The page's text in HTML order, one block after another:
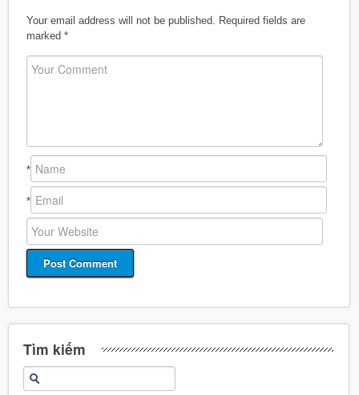
Your email address will not be published.
Required fields are
marked *
*
*
Tìm kiếm